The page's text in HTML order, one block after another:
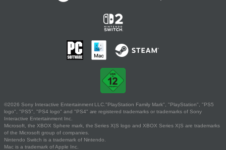
©2026 Sony Interactive Entertainment LLC."PlayStation Family Mark", "PlayStation", "PS5
logo", "PS5", "PS4 logo" and "PS4" are registered trademarks or trademarks of Sony
Interactive Entertainment Inc.
Microsoft, the XBOX Sphere mark, the Series X|S logo and XBOX Series X|S are trademarks
of the Microsoft group of companies.
Nintendo Switch is a trademark of Nintendo.
Mac is a trademark of Apple Inc.